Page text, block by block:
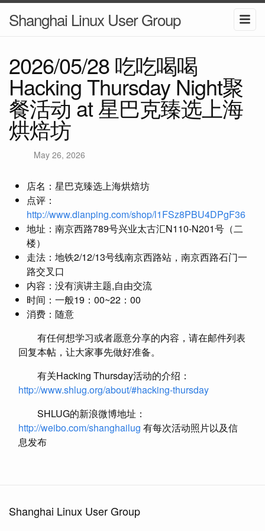
Shanghai Linux User Group
2026/05/28 吃吃喝喝
Hacking Thursday Night聚
餐活动 at 星巴克臻选上海
烘焙坊
May 26, 2026
店名：星巴克臻选上海烘焙坊
点评：
http://www.dianping.com/shop/l1FSz8PBU4DPgF36
地址：南京西路789号兴业太古汇N110-N201号（二
楼）
走法：地铁2/12/13号线南京西路站，南京西路石门一
路交叉口
内容：没有演讲主题,自由交流
时间：一般19：00~22：00
消费：随意
有任何想学习或者愿意分享的内容，请在邮件列表
回复本帖，让大家事先做好准备。
有关Hacking Thursday活动的介绍：
http://www.shlug.org/about/#hacking-thursday
SHLUG的新浪微博地址：
http://weibo.com/shanghailug 有每次活动照片以及信
息发布
Shanghai Linux User Group